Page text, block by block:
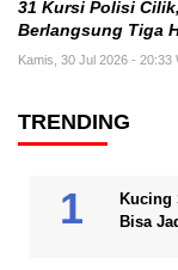
31 Kursi Polisi
Berlangsung Tiga
Kamis, 30 Jul 2026 - 20:33
TRENDING
Kucing
Bisa